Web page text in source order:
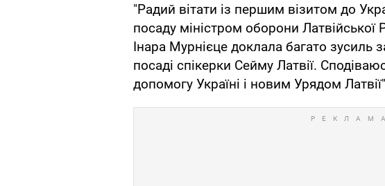
"Радий вітати із першим візитом до
посаду міністром оборони Латвійської
Інара Мурнієце доклала багато зусиль
посаді спікерки Сейму Латвії.
допомогу Україні і новим Урядом